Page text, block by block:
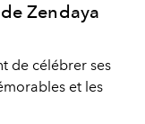
Zendaya
de célébrer ses
et les